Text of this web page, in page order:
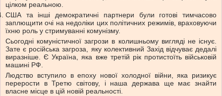
цілком реальною.
США та інші демократичні партнери були готові тимчасово
заплющити очі на недоліки цих політичних режимів, враховуючи
їхню роль у стримуванні комунізму.
Сьогодні комуністичної загрози в колишньому вигляді не існує.
Зате є російська загроза, яку колективний Захід відчуває дедалі
виразніше. Є Україна, яка вже третій рік протистоїть військовій
машині РФ.
Людство вступило в епоху нової холодної війни, яка ризикує
перерости в Третю світову, і наша держава ще має знайти
власне місце в цій новій реальності.